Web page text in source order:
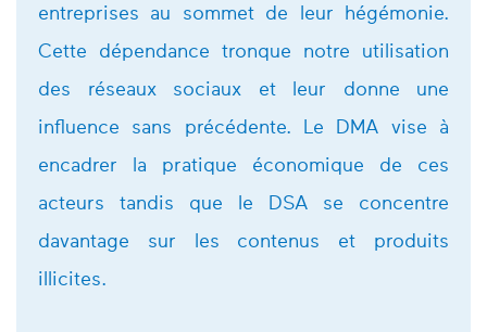
entreprises au sommet de leur hégémonie.
Cette dépendance tronque notre utilisation
des réseaux sociaux et leur donne une
influence sans précédente. Le DMA vise à
encadrer la pratique économique de ces
acteurs tandis que le DSA se concentre
davantage sur les contenus et produits
illicites.